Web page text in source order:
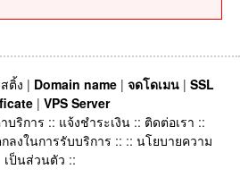
ติ้ง | Domain name | จดโดเมน | SSL
| VPS Server
บริการ :: แจ้งชำระเงิน :: ติดต่อเรา ::
ลงในการรับบริการ :: :: นโยบายความ
เป็นส่วนตัว ::